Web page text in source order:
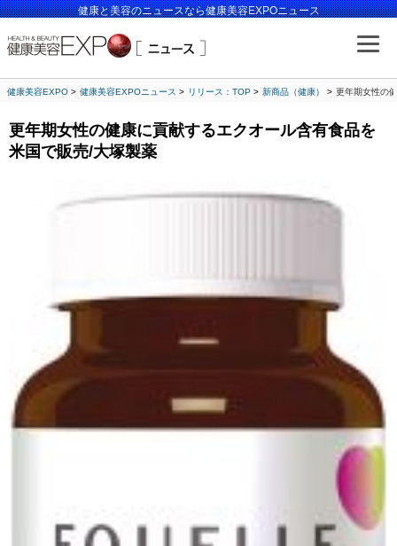
健康と美容のニュースなら健康美容EXPOニュース
健康美容EXPO 健康美容EXPOニュース リリース：TOP 新商品（健康） 更年期女性の
更年期女性の健康に貢献するエクオール含有食品を
米国で販売/大塚製薬